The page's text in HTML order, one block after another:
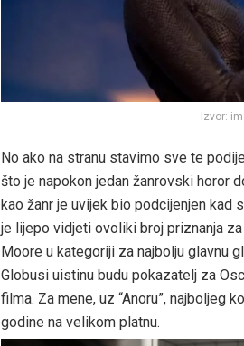
Izvor:
No ako na stranu stavimo sve te
što je napokon jedan žanrovski horor
kao žanr je uvijek bio podcijenjen kad
je lijepo vidjeti ovoliki broj priznanja
Moore u kategoriji za najbolju glavnu
Globusi uistinu budu pokazatelj za
filma. Za mene, uz “Anoru”, najboljeg
godine na velikom platnu.